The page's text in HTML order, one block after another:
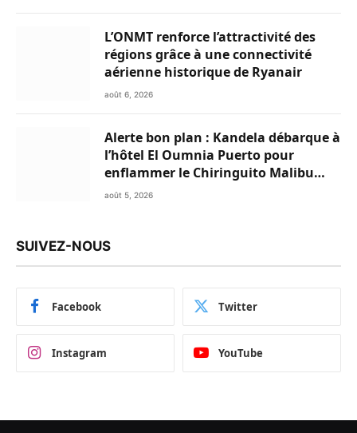
L’ONMT renforce l’attractivité des
régions grâce à une connectivité
aérienne historique de Ryanair
août 6, 2026
Alerte bon plan : Kandela débarque à
l’hôtel El Oumnia Puerto pour
enflammer le Chiringuito Malibu
Club
août 5, 2026
SUIVEZ-NOUS
Facebook Twitter
Instagram YouTube